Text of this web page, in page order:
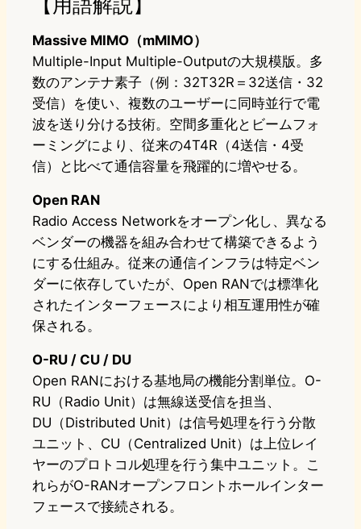
Massive MIMO（mMIMO）
Multiple-Input Multiple-Outputの大規模版。多
数のアンテナ素子（例：32T32R＝32送信・32
受信）を使い、複数のユーザーに同時並行で電
波を送り分ける技術。空間多重化とビームフォ
ーミングにより、従来の4T4R（4送信・4受
信）と比べて通信容量を飛躍的に増やせる。
Open RAN
Radio Access Networkをオープン化し、異なる
ベンダーの機器を組み合わせて構築できるよう
にする仕組み。従来の通信インフラは特定ベン
ダーに依存していたが、Open RANでは標準化
されたインターフェースにより相互運用性が確
保される。
O-RU / CU / DU
Open RANにおける基地局の機能分割単位。O-
RU（Radio Unit）は無線送受信を担当、
DU（Distributed Unit）は信号処理を行う分散
ユニット、CU（Centralized Unit）は上位レイ
ヤーのプロトコル処理を行う集中ユニット。こ
れらがO-RANオープンフロントホールインター
フェースで接続される。